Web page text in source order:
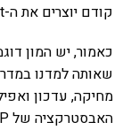
קודם יוצרים את ה-document ואז מכניסים אותו.
שאותה למדנו
מחיקה, עדכון
האבסטרקציה של PHP.